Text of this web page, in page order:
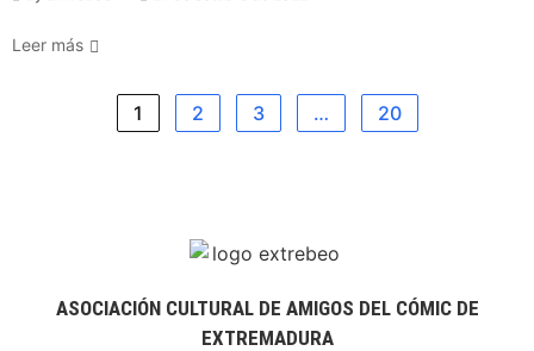
Leer más
1 2 3 … 20
ASOCIACIÓN CULTURAL DE AMIGOS DEL CÓMIC DE
EXTREMADURA